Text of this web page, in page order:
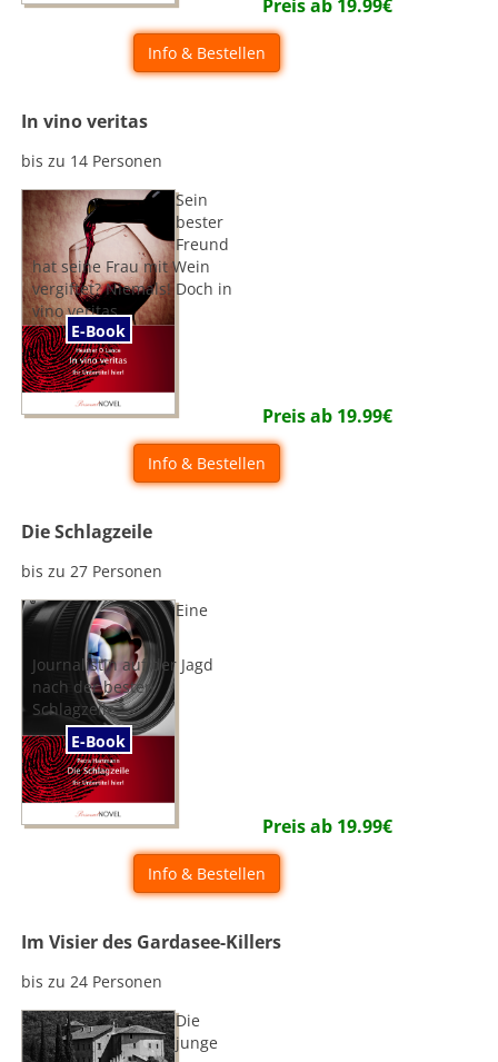
Preis ab 19.99€
Info & Bestellen
In vino veritas
bis zu 14 Personen
E-Book
Sein
bester
Freund
hat seine Frau mit Wein
vergiftet? Niemals! Doch in
vino veritas.
Preis ab 19.99€
Info & Bestellen
Die Schlagzeile
bis zu 27 Personen
E-Book
Eine
Journalistin auf der Jagd
nach der besten
Schlagzeile.
Preis ab 19.99€
Info & Bestellen
Im Visier des Gardasee-Killers
bis zu 24 Personen
Die
junge